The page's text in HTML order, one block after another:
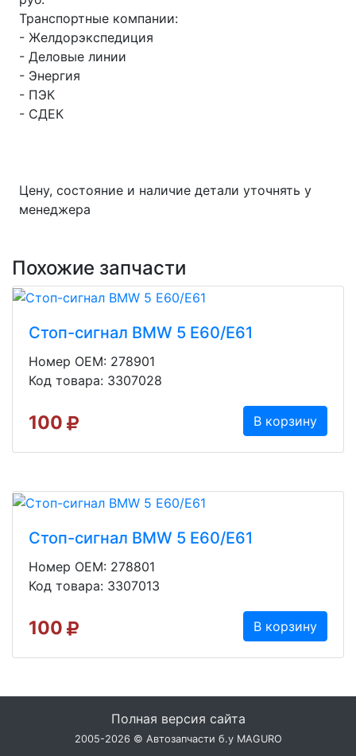
Транспортные компании:
- Желдорэкспедиция
- Деловые линии
- Энергия
- ПЭК
- СДЕК
Цену, состояние и наличие детали уточнять у
менеджера
Похожие запчасти
Стоп-сигнал BMW 5 E60/E61
Номер OEM: 278901
Код товара: 3307028
100 В корзину
Стоп-сигнал BMW 5 E60/E61
Номер OEM: 278801
Код товара: 3307013
100 В корзину
Полная версия сайта
2005-2026 © Автозапчасти б.у MAGURO